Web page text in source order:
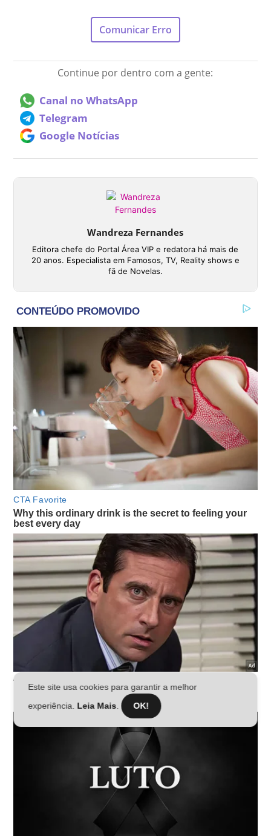
Este site usa cookies para garantir a melhor
experiência. Leia Mais . OK!
Comunicar Erro
Continue por dentro com a gente:
Canal no WhatsApp
Telegram
Google Notícias
Wandreza Fernandes
Editora chefe do Portal Área VIP e redatora há mais de
20 anos. Especialista em Famosos, TV, Reality shows e
fã de Novelas.